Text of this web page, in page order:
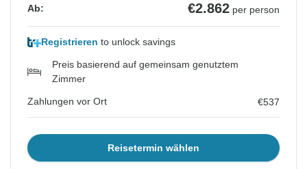
Ab: €2.862 per person
Registrieren to unlock savings
Preis basierend auf gemeinsam genutztem
Zimmer
Zahlungen vor Ort €537
Reisetermin wählen